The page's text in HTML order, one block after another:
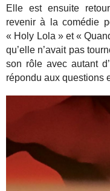
Elle est ensuite
revenir à la comédie
« Holy Lola » et «
qu’elle n’avait pas
son rôle avec autant
répondu aux questions